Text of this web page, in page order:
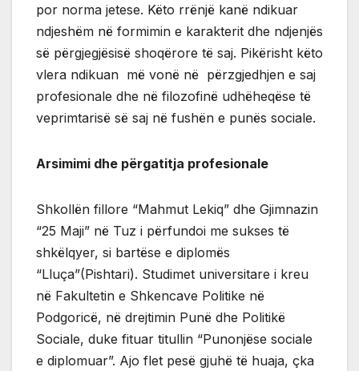
por norma jetese. Këto rrënjë kanë ndikuar
ndjeshëm në formimin e karakterit dhe ndjenjës
së përgjegjësisë shoqërore të saj. Pikërisht këto
vlera ndikuan më vonë në përzgjedhjen e saj
profesionale dhe në filozofinë udhëheqëse të
veprimtarisë së saj në fushën e punës sociale.
Arsimimi dhe përgatitja profesionale
Shkollën fillore “Mahmut Lekiq” dhe Gjimnazin
“25 Maji” në Tuz i përfundoi me sukses të
shkëlqyer, si bartëse e diplomës
“Lluça”(Pishtari). Studimet universitare i kreu
në Fakultetin e Shkencave Politike në
Podgoricë, në drejtimin Punë dhe Politikë
Sociale, duke fituar titullin “Punonjëse sociale
e diplomuar”. Ajo flet pesë gjuhë të huaja, çka